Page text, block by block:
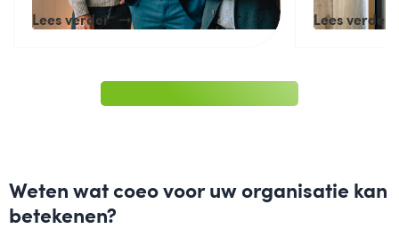
Lees verder Lees verder
Weten wat coeo voor uw organisatie kan
betekenen?